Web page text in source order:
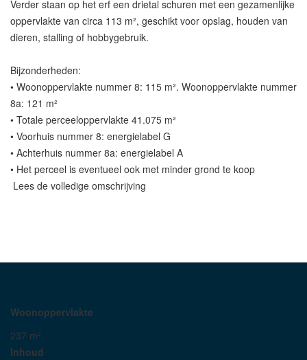
Verder staan op het erf een drietal schuren met een gezamenlijke
oppervlakte van circa 113 m², geschikt voor opslag, houden van
dieren, stalling of hobbygebruik.
Bijzonderheden:
• Woonoppervlakte nummer 8: 115 m². Woonoppervlakte nummer
8a: 121 m²
• Totale perceeloppervlakte 41.075 m²
• Voorhuis nummer 8: energielabel G
• Achterhuis nummer 8a: energielabel A
• Het perceel is eventueel ook met minder grond te koop
Lees de volledige omschrijving
Woonoppervlakte
237 m²
Inhoud